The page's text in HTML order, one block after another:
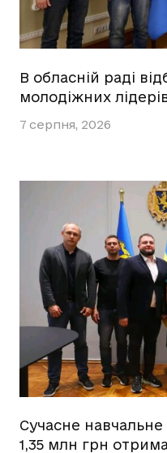
В обласній раді
молодіжних
7 серпня, 2026
Сучасне
1,35 млн грн